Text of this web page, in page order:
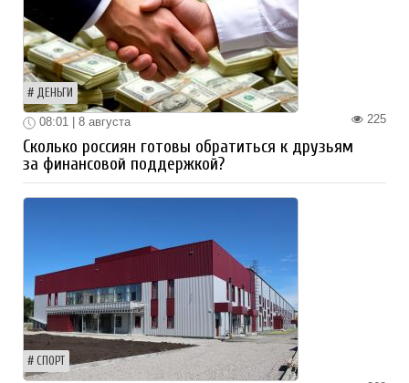
ДЕНЬГИ
225
08:01 | 8 августа
Сколько россиян готовы обратиться к друзьям
за финансовой поддержкой?
СПОРТ